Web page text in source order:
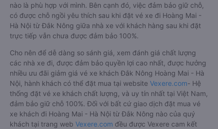
nào là phù hợp với mình. Bên cạnh đó, việc đảm bảo giữ chỗ,
có được chỗ ngồi yêu thích sau khi đặt vé xe đi Hoàng Mai -
Hà Nội từ Đắk Nông giữa nhà xe với khách hàng sau khi đặt
trực tiếp vẫn chưa được đảm bảo 100%.
Cho nên để dễ dàng so sánh giá, xem đánh giá chất lượng
các nhà xe đi, được đảm bảo quyền lợi cao nhất, được hưởng
nhiều ưu đãi giảm giá vé xe khách Đắk Nông Hoàng Mai - Hà
Nội, hành khách có thể đặt mua tại website Vexere.com- Hệ
thống đặt vé xe khách chất lượng, và uy tín nhất tại Việt Nam,
đảm bảo giữ chỗ 100%. Đối với bất cứ giao dịch đặt mua vé
xe khách đi Hoàng Mai - Hà Nội từ Đắk Nông nào của quý
khách tại trang web Vexere.com đều được Vexere cam kết